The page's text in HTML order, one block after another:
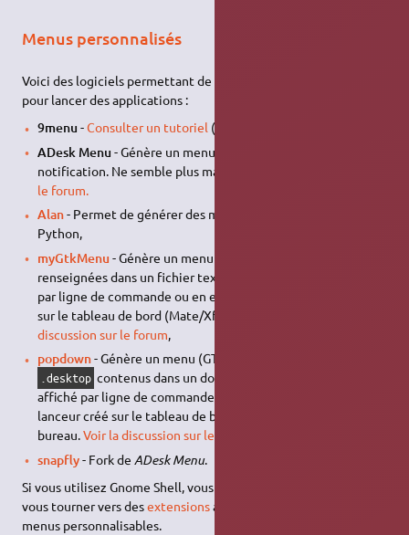
Menus personnalisés
Voici des logiciels permettant de créer un menu personnalisé
pour lancer des applications :
9menu -Consulter un tutoriel (en),
ADesk Menu - Génère un menu (GTK) dans la zone de
notification. Ne semble plus maintenu.
le forum.
Alan- Permet de générer des menus dynamiques avec
Python,
myGtkMenu - Génère un menu (GTK) à partir d'informations
renseignées dans un fichier texte. Le menu peut être affiché
par ligne de commande ou en en cliquant sur un lanceur créé
sur le tableau de bord (Mate/Xfce/LXDE) ou le bureau.
discussion sur le forum,
popdown- Génère un menu (GTK) à partir de fichiers
.desktop contenus dans un dossier. Le menu peut être
affiché par ligne de commande ou en en cliquant sur un
lanceur créé sur le tableau de bord (Mate/Xfce/LXDE) ou le
bureau.Voir la discussion sur le forum
snapfly- Fork de ADesk Menu.
Si vous utilisez Gnome Shell, vous préféreriez sans doute de
vous tourner vers desextensionsadaptées qui fournissent des
menus personnalisables.